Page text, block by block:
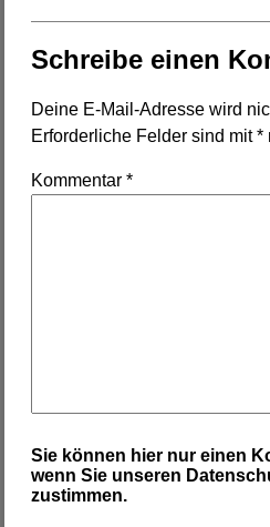
Schreibe einen
Deine E-Mail-Adresse wird
Erforderliche Felder sind mit*
Kommentar*
Sie können hier nur einen
wenn Sie unseren
zustimmen.